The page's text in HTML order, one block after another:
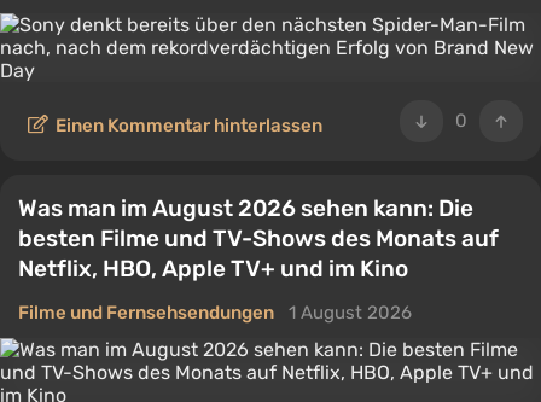
0
Einen Kommentar hinterlassen
Was man im August 2026 sehen kann: Die
besten Filme und TV-Shows des Monats auf
Netflix, HBO, Apple TV+ und im Kino
Filme und Fernsehsendungen 1 August 2026